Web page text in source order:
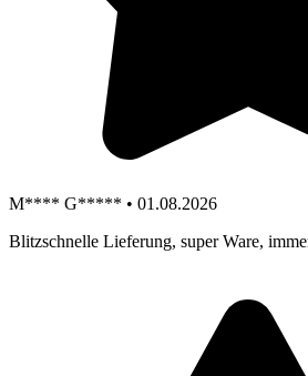
M**** G***** • 01.08.2026
Blitzschnelle Lieferung, super Ware,